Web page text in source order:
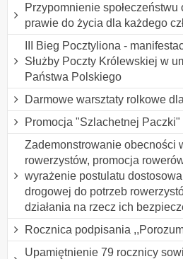
Przypomnienie
prawie do życia dla każdego
III Bieg Pocztyliona -
Służby Poczty Królewskiej w
Państwa Polskiego
Darmowe warsztaty rolkowe
Promocja "Szlachetnej Paczki"
Zademonstrowanie obecności
rowerzystów, promocja
wyrażenie postulatu
drogowej do potrzeb
działania na rzecz ich
Rocznica podpisania
Upamiętnienie 79 rocznicy